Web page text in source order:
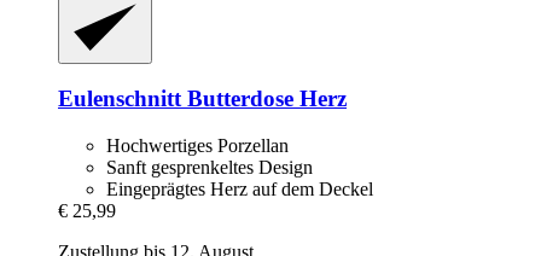
EulenschnittButterdose Herz
Hochwertiges Porzellan
Sanft gesprenkeltes Design
Eingeprägtes Herz auf dem Deckel
€ 25,99
Zustellung bis 12. August